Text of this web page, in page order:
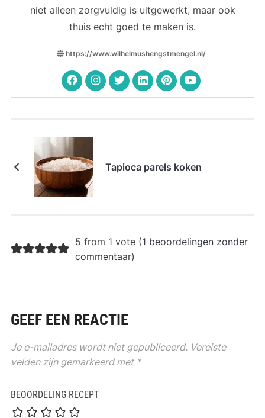
niet alleen zorgvuldig is uitgewerkt, maar ook
thuis echt goed te maken is.
https://www.wilhelmushengstmengel.nl/
Tapioca parels koken
5 from 1 vote (1 beoordelingen zonder
commentaar)
GEEF EEN REACTIE
Je e-mailadres wordt niet gepubliceerd. Vereiste
velden zijn gemarkeerd met *
BEOORDELING RECEPT